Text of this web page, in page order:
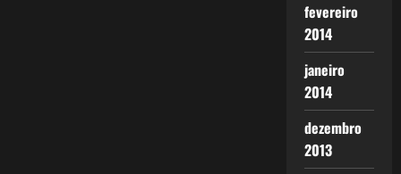
fevereiro
2014
janeiro
2014
dezembro
2013